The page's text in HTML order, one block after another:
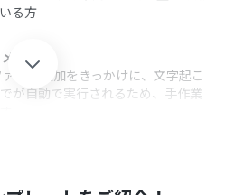
る方
リット
イル追加をきっかけに、文字起こ
が自動で実行されるため、手作業